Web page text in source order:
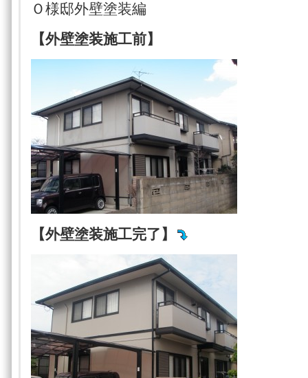
Ｏ様邸外壁塗装編
【外壁塗装施工前】
【外壁塗装施工完了】